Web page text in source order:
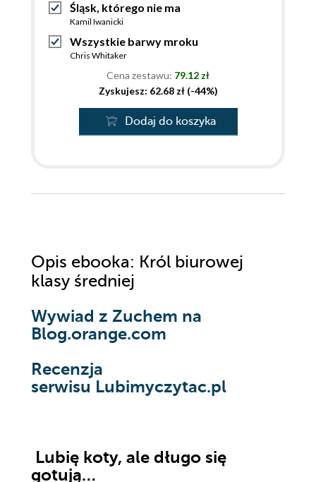
Śląsk, którego nie ma
Kamil Iwanicki
Wszystkie barwy mroku
Chris Whitaker
Cena zestawu: 79.12 zł
Zyskujesz: 62.68 zł (-44%)
Dodaj do koszyka
Opis ebooka: Król biurowej
klasy średniej
Wywiad z Zuchem na
Blog.orange.com
Recenzja
serwisu Lubimyczytac.pl
Lubię koty, ale długo się
gotują…